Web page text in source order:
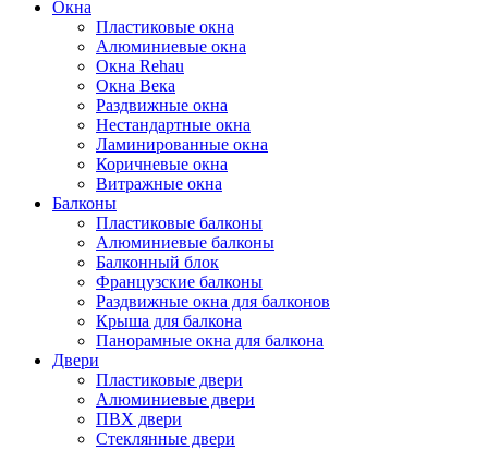
Окна
Пластиковые окна
Алюминиевые окна
Окна Rehau
Окна Века
Раздвижные окна
Нестандартные окна
Ламинированные окна
Коричневые окна
Витражные окна
Балконы
Пластиковые балконы
Алюминиевые балконы
Балконный блок
Французские балконы
Раздвижные окна для балконов
Крыша для балкона
Панорамные окна для балкона
Двери
Пластиковые двери
Алюминиевые двери
ПВХ двери
Стеклянные двери